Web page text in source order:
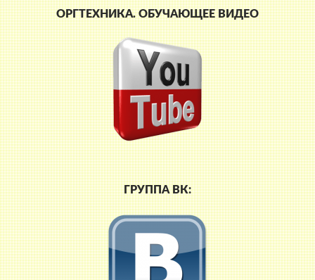
ОРГТЕХНИКА. ОБУЧАЮЩЕЕ ВИДЕО
ГРУППА ВК: